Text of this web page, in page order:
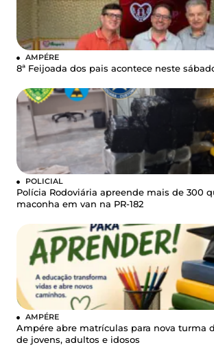
AMPÉRE
8ª Feijoada dos pais acontece neste
POLICIAL
Polícia Rodoviária apreende mais de 300
maconha em van na PR-182
AMPÉRE
Ampére abre matrículas para nova turma
de jovens, adultos e idosos